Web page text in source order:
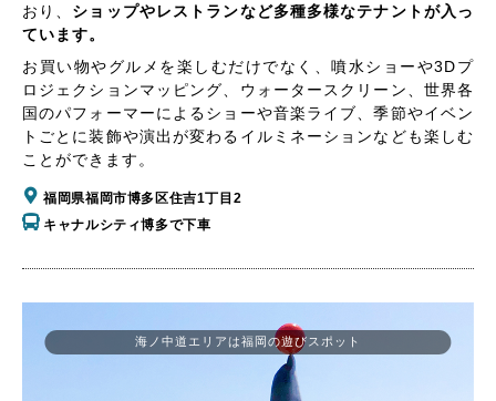
おり、 ショップやレストランなど多種多様なテナントが入っ
ています。
お買い物やグルメを楽しむだけでなく、噴水ショーや3Dプ
ロジェクションマッピング、ウォータースクリーン、世界各
国のパフォーマーによるショーや音楽ライブ、季節やイベン
トごとに装飾や演出が変わるイルミネーションなども楽しむ
ことができます。
福岡県福岡市博多区住吉1丁目2
キャナルシティ博多で下車
海ノ中道エリアは福岡の遊びスポット